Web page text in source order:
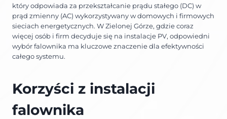
który odpowiada za przekształcanie prądu stałego (DC) w
prąd zmienny (AC) wykorzystywany w domowych i firmowych
sieciach energetycznych. W Zielonej Górze, gdzie coraz
więcej osób i firm decyduje się na instalacje PV, odpowiedni
wybór falownika ma kluczowe znaczenie dla efektywności
całego systemu.
Korzyści z instalacji
falownika